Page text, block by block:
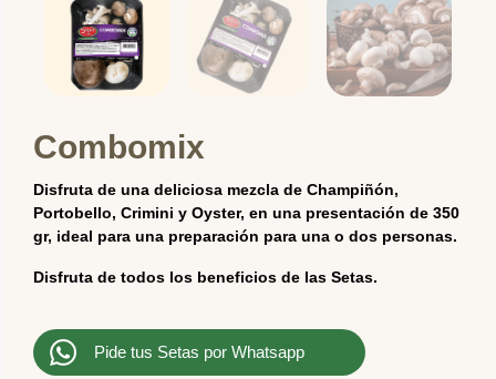
Combomix
Disfruta de una deliciosa mezcla de Champiñón,
Portobello, Crimini y Oyster, en una presentación de 350
gr, ideal para una preparación para una o dos personas.
Disfruta de todos los beneficios de las Setas.
Pide tus Setas por Whatsapp